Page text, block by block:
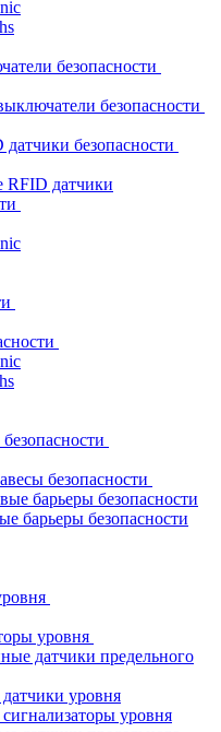
безопасности
безопасности
безопасности
датчики
безопасности
барьеры безопасности
барьеры безопасности
уровня
датчики предельного
уровня
уровня